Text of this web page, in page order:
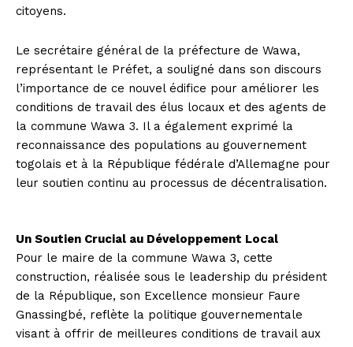
citoyens.
Le secrétaire général de la préfecture de Wawa,
représentant le Préfet, a souligné dans son discours
l’importance de ce nouvel édifice pour améliorer les
conditions de travail des élus locaux et des agents de
la commune Wawa 3. Il a également exprimé la
reconnaissance des populations au gouvernement
togolais et à la République fédérale d’Allemagne pour
leur soutien continu au processus de décentralisation.
Un Soutien Crucial au Développement Local
Pour le maire de la commune Wawa 3, cette
construction, réalisée sous le leadership du président
de la République, son Excellence monsieur Faure
Gnassingbé, reflète la politique gouvernementale
visant à offrir de meilleures conditions de travail aux